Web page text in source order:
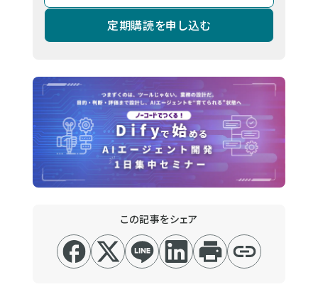
定期購読を申し込む
この記事をシェア